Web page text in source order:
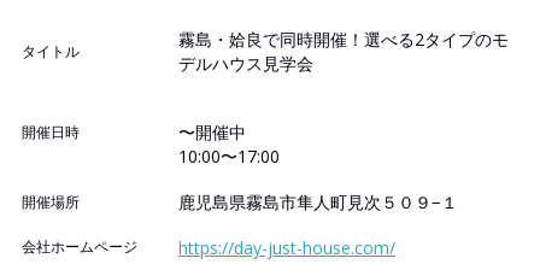
タイトル
霧島・姶良で同時開催！選べる2タイプのモ
デルハウス見学会
開催日時
〜開催中
10:00〜17:00
開催場所 鹿児島県霧島市隼人町見次５０９−１
会社ホームページ https://day-just-house.com/